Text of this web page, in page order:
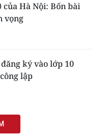
của Hà Nội: Bốn bài
vọng
ký vào lớp 10
lập